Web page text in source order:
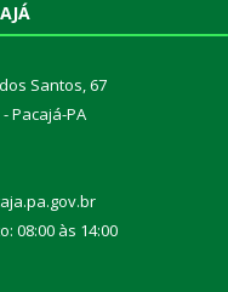
Santos, 67
Pacajá-PA
08:00 às 14:00